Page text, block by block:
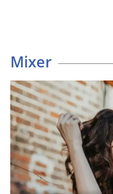
Mixer